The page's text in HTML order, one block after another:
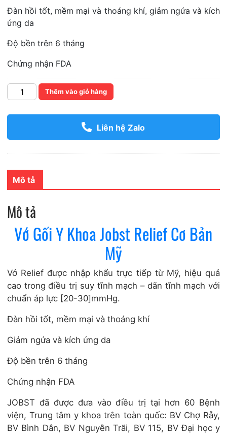
Đàn hồi tốt, mềm mại và thoáng khí, giảm ngứa và kích
ứng da
Độ bền trên 6 tháng
Chứng nhận FDA
lượng
Thêm vào giỏ hàng
Liên hệ Zalo
Mô tả
Mô tả
Vớ Gối Y Khoa Jobst Relief Cơ Bản
Mỹ
Vớ Relief được nhập khẩu trực tiếp từ Mỹ, hiệu quả
cao trong điều trị suy tĩnh mạch – dãn tĩnh mạch với
chuẩn áp lực [20-30]mmHg.
Đàn hồi tốt, mềm mại và thoáng khí
Giảm ngứa và kích ứng da
Độ bền trên 6 tháng
Chứng nhận FDA
JOBST đã được đưa vào điều trị tại hơn 60 Bệnh
viện, Trung tâm y khoa trên toàn quốc: BV Chợ Rẫy,
BV Bình Dân, BV Nguyễn Trãi, BV 115, BV Đại học y